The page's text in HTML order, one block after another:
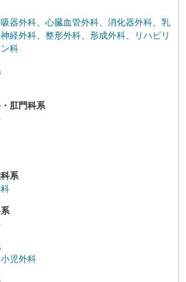
器外科 心臓血管外科 消化器外科
乳
神経外科 整形外科 形成外科
リハビリ
科
肛門科系
系
小児外科